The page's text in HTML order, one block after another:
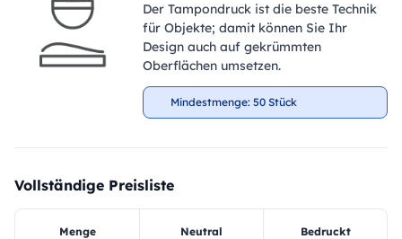
Der Tampondruck ist die beste Technik
für Objekte; damit können Sie Ihr
Design auch auf gekrümmten
Oberflächen umsetzen.
Mindestmenge: 50 Stück
Vollständige Preisliste
Menge Neutral Bedruckt